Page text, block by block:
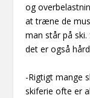
og
at træne de
man står på
det er også
-Rigtigt mange
skiferie ofte er